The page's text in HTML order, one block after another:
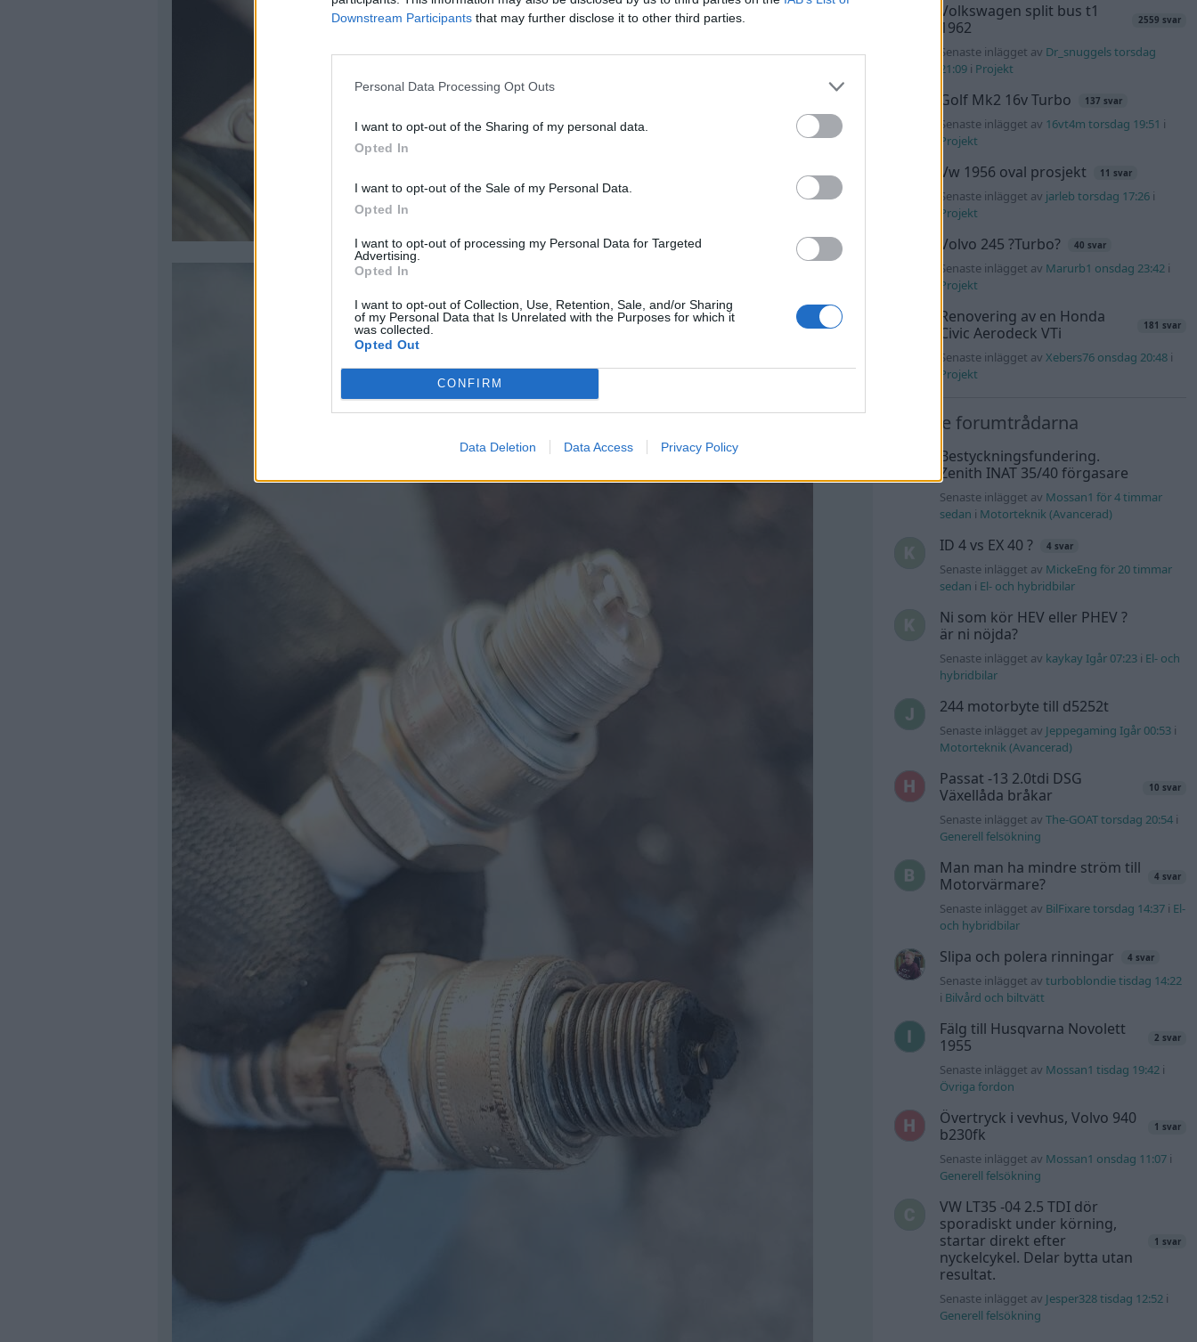
Downstream Participants that may further disclose it to other third parties.
Personal Data Processing Opt Outs
I want to opt-out of the Sharing of my personal data.
Opted In
I want to opt-out of the Sale of my Personal Data.
Opted In
I want to opt-out of processing my Personal Data for Targeted
Advertising.
Opted In
I want to opt-out of Collection, Use, Retention, Sale, and/or Sharing
of my Personal Data that Is Unrelated with the Purposes for which it
was collected.
Opted Out
CONFIRM
Data Deletion Data Access Privacy Policy
Volkswagen split bus t1
1962
2559 svar
Senaste inlägget av Dr_snuggels torsdag
21:09 i Projekt
Golf Mk2 16v Turbo 137 svar
Senaste inlägget av 16vt4m torsdag 19:51 i
Projekt
Vw 1956 oval prosjekt 11 svar
Senaste inlägget av jarleb torsdag 17:26 i
Projekt
Volvo 245 ?Turbo? 40 svar
Senaste inlägget av Marurb1 onsdag 23:42 i
Projekt
Renovering av en Honda
Civic Aerodeck VTi
181 svar
Senaste inlägget avXebers76 onsdag 20:48 i
Projekt
Nyaste forumtrådarna
Bestyckningsfundering.
Zenith INAT 35/40 förgasare
Senaste inlägget av Mossan1 för 4 timmar
sedan i Motorteknik (Avancerad)
ID 4 vs EX 40 ? 4 svar
Senaste inlägget av MickeEng för 20 timmar
sedan i El- och hybridbilar
Ni som kör HEV eller PHEV ?
är ni nöjda?
Senaste inlägget av kaykay Igår 07:23 i El- och
hybridbilar
244 motorbyte till d5252t
Senaste inlägget av Jeppegaming Igår 00:53 i
Motorteknik (Avancerad)
Passat -13 2.0tdi DSG
Växellåda bråkar
10 svar
Senaste inlägget avThe-GOAT torsdag 20:54 i
Generell felsökning
Man man ha mindre ström till
Motorvärmare?
4 svar
Senaste inlägget av BilFixare torsdag 14:37 i El-
och hybridbilar
Slipa och polera rinningar 4 svar
Senaste inlägget avturboblondie tisdag 14:22
i Bilvård och biltvätt
Fälg till Husqvarna Novolett
1955
2 svar
Senaste inlägget av Mossan1 tisdag 19:42 i
Övriga fordon
Övertryck i vevhus, Volvo 940
b230fk
1 svar
Senaste inlägget av Mossan1 onsdag 11:07 i
Generell felsökning
VW LT35 -04 2.5 TDI dör
sporadiskt under körning,
startar direkt efter
nyckelcykel. Delar bytta utan
resultat.
1 svar
Senaste inlägget av Jesper328 tisdag 12:52 i
Generell felsökning